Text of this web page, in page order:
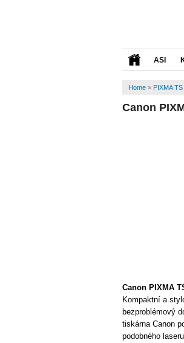
ASI
Home » PIXMA TS
Canon
Canon PIXMA
Kompaktní a
bezproblémový
tiskárna Canon
podobného